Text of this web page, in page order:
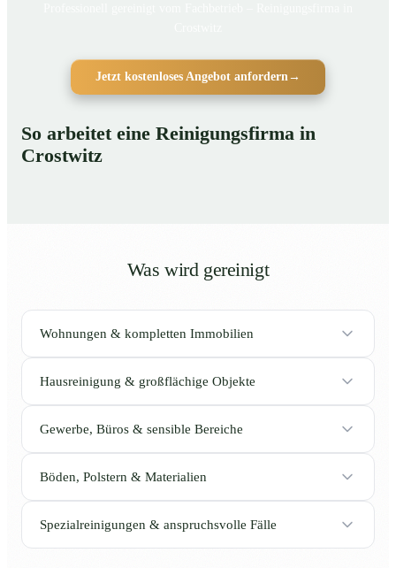
Jetzt kostenloses Angebot anfordern→
So arbeitet eine Reinigungsfirma in
Crostwitz
Was wird gereinigt
Wohnungen & kompletten Immobilien
Hausreinigung & großflächige Objekte
Gewerbe, Büros & sensible Bereiche
Böden, Polstern & Materialien
Spezialreinigungen & anspruchsvolle Fälle